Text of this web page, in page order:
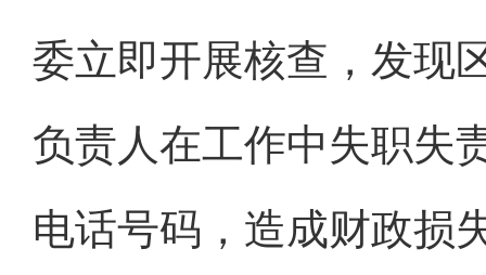
委立即开展核查，发现
负责人在工作中失职失
电话号码，造成财政损